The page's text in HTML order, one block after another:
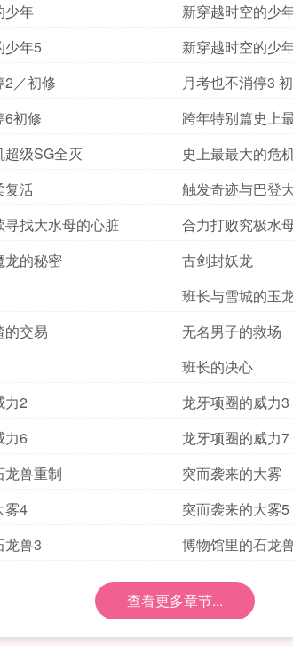
少年 新穿越时空的少
少年5 新穿越时空的少
2／初修 月考也不消停3
6初修 跨年特别篇史上
超级SG全灭 史上最最大的危
复活 触发奇迹与巴登
寻找大水母的心脏 合力打败究极水
龙的秘密 古剑封妖龙
班长与雪城的玉
的交易 无名男子的救场
班长的决心
力2 龙牙项圈的威力3
力6 龙牙项圈的威力7
龙兽重制 突而袭来的大雾
雾4 突而袭来的大雾5
龙兽3 博物馆里的石龙
查看更多章节...